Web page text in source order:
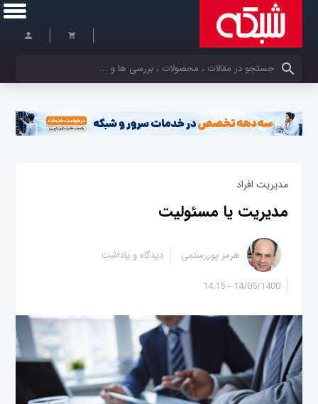
کلمات کلیدی خود را وارد کنید
مدیریت افراد
مدیریت یا مسئولیت
14/05/1400 - 14:15
هرمز پوررستمی دیدگاه و یاداشت